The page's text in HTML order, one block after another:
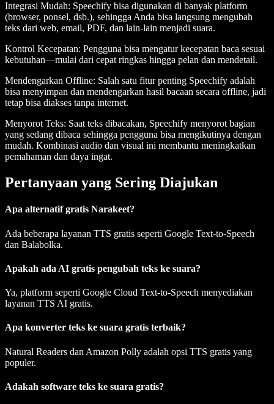
Integrasi Mudah: Speechify bisa digunakan di banyak platform
(browser, ponsel, dsb.), sehingga Anda bisa langsung mengubah
teks dari web, email, PDF, dan lain-lain menjadi suara.
Kontrol Kecepatan: Pengguna bisa mengatur kecepatan baca sesuai
kebutuhan—mulai dari cepat ringkas hingga pelan dan mendetail.
Mendengarkan Offline: Salah satu fitur penting Speechify adalah
bisa menyimpan dan mendengarkan hasil bacaan secara offline, jadi
tetap bisa diakses tanpa internet.
Menyorot Teks: Saat teks dibacakan, Speechify menyorot bagian
yang sedang dibaca sehingga pengguna bisa mengikutinya dengan
mudah. Kombinasi audio dan visual ini membantu meningkatkan
pemahaman dan daya ingat.
Pertanyaan yang Sering Diajukan
Apa alternatif gratis Narakeet?
Ada beberapa layanan TTS gratis seperti Google Text-to-Speech
dan Balabolka.
Apakah ada AI gratis pengubah teks ke suara?
Ya, platform seperti Google Cloud Text-to-Speech menyediakan
layanan TTS AI gratis.
Apa konverter teks ke suara gratis terbaik?
Natural Readers dan Amazon Polly adalah opsi TTS gratis yang
populer.
Adakah software teks ke suara gratis?